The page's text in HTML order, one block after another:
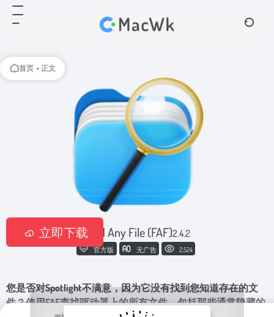
首页 • 正文
Find Any File (FAF)2.4.2
官方版 无广告 2,524
您是否对Spotlight不满意，因为它没有找到您知道存在的文
件？使用FAF查找驱动器上的所有文件，包括那些通常隐藏的
立即下载